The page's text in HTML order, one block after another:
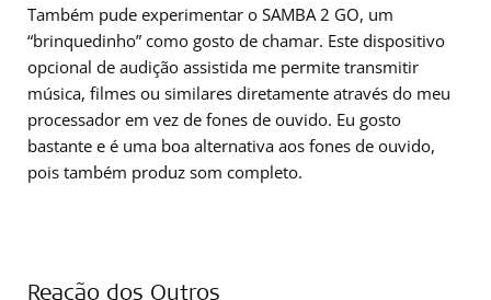
Também pude experimentar o SAMBA 2 GO, um
“brinquedinho” como gosto de chamar. Este dispositivo
opcional de audição assistida me permite transmitir
música, filmes ou similares diretamente através do meu
processador em vez de fones de ouvido. Eu gosto
bastante e é uma boa alternativa aos fones de ouvido,
pois também produz som completo.
Reação dos Outros